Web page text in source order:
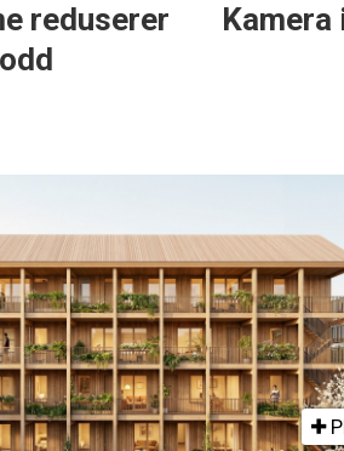
reduserer
Kamera